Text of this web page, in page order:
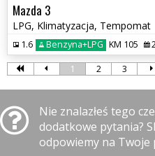
Mazda 3
LPG, Klimatyzacja, Tempomat
1.6 Benzyna+LPG KM 105
1 2 3
Nie znalazłeś tego
dodatkowe pytania?
odpowiemy na Twoje